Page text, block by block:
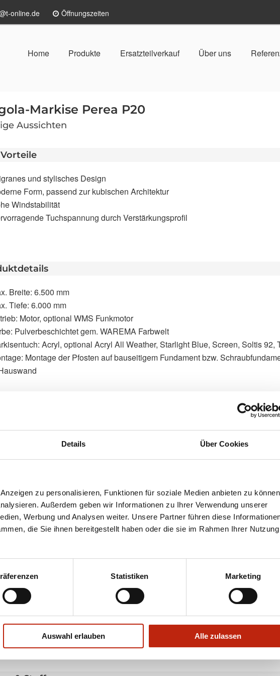
Details Über Cookies
zu personalisieren, Funktionen für soziale Medien anbieten zu können
Außerdem geben wir Informationen zu Ihrer Verwendung unserer
Werbung und Analysen weiter. Unsere Partner führen diese
die Sie ihnen bereitgestellt haben oder die sie im Rahmen Ihrer Nutzung
Statistiken Marketing
Auswahl erlauben Alle zulassen
online.de Öffnungszeiten
Home Produkte Ersatzteilverkauf Über uns
Markise Perea P20
Aussichten
und stylisches Design
Form, passend zur kubischen Architektur
Windstabilität
Tuchspannung durch Verstärkungsprofil
Breite: 6.500 mm
Tiefe: 6.000 mm
Motor, optional WMS Funkmotor
Pulverbeschichtet gem. WAREMA Farbwelt
Acryl, optional Acryl All Weather, Starlight Blue, Screen, Soltis 92,
Montage der Pfosten auf bauseitigem Fundament bzw.
Sie sich auf eine perfekte Kombination aus
und windstabilem Sonnenschutz – für
Design und die geradlinige Bauform mit
Blende und dezenten seitlichen
sind optisch ein absoluter
Extras
LED-Stripes
Sensorik
Informationen zu Ausstattungsextras Perea Pergola-Markisen